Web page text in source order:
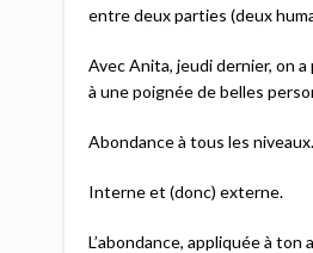
entre deux parties (deux
Avec Anita, jeudi dernier, on a
à une poignée de belles
Abondance à tous les niveaux.
Interne et (donc) externe.
L’abondance, appliquée à ton